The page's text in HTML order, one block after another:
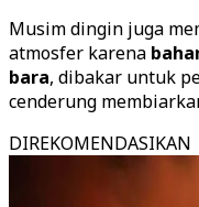
Musim dingin juga
atmosfer karena
bara, dibakar untuk
cenderung
DIREKOMENDASIKAN